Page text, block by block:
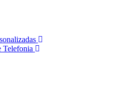
Telefonia